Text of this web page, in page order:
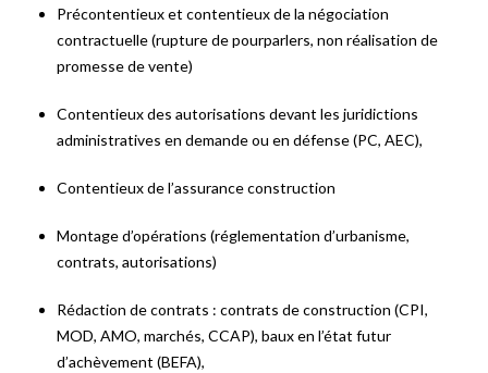
Précontentieux et contentieux de la négociation
contractuelle (rupture de pourparlers, non réalisation de
promesse de vente)
Contentieux des autorisations devant les juridictions
administratives en demande ou en défense (PC, AEC),
Contentieux de l’assurance construction
Montage d’opérations (réglementation d’urbanisme,
contrats, autorisations)
Rédaction de contrats : contrats de construction (CPI,
MOD, AMO, marchés, CCAP), baux en l’état futur
d’achèvement (BEFA),